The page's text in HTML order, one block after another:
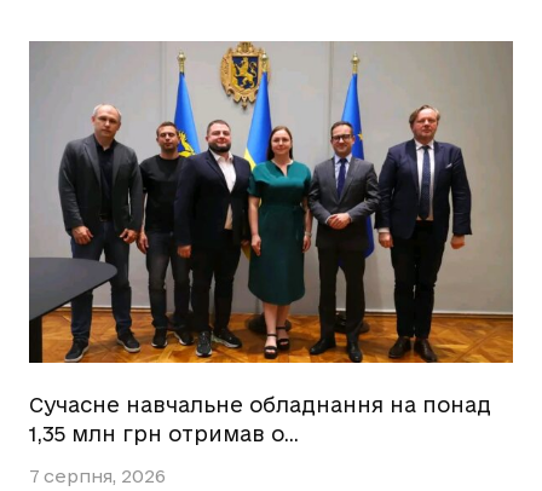
Сучасне навчальне обладнання на понад
1,35 млн грн отримав о…
7 серпня, 2026